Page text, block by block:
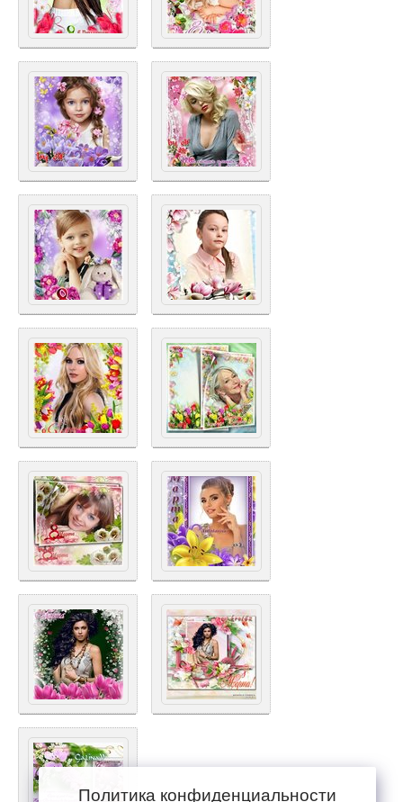
Политика конфиденциальности